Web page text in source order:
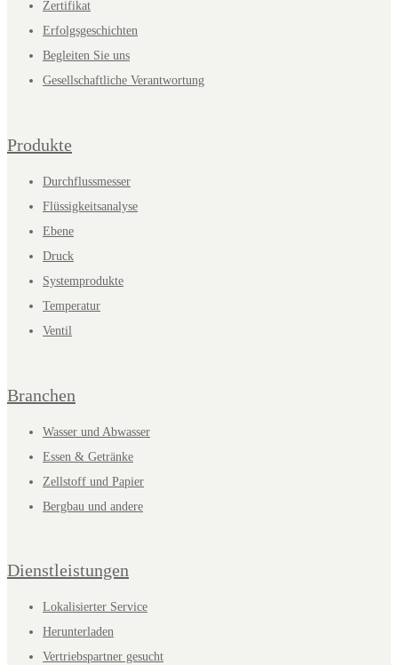
Zertifikat
Erfolgsgeschichten
Begleiten Sie uns
Gesellschaftliche Verantwortung
Produkte
Durchflussmesser
Flüssigkeitsanalyse
Ebene
Druck
Systemprodukte
Temperatur
Ventil
Branchen
Wasser und Abwasser
Essen & Getränke
Zellstoff und Papier
Bergbau und andere
Dienstleistungen
Lokalisierter Service
Herunterladen
Vertriebspartner gesucht